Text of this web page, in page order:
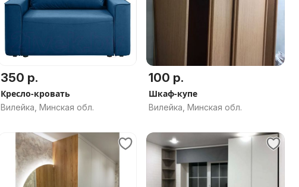
350 р.
Кресло-кровать
Вилейка, Минская обл.
100 р.
Шкаф-купе
Вилейка, Минская обл.